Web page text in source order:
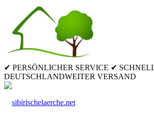
✔ PERSÖNLICHER SERVICE ✔
DEUTSCHLANDWEITER VERSAND